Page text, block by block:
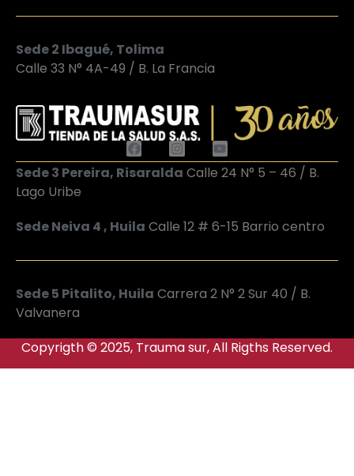
Sede 2 Ibagué, Tolima
Calle 33 N° 4A-49 / B. La Francia
Sede 3 Pereira, Risaralda Calle 24 N° 5 – 46 / B.
Lago Uribe
Sede Neiva 4 , Huila Calle 12 # 6-15 Barrio centro
Sede 5 Pitalito, Huila Carrera 2 N° 2 Sur 40 / B.
Valvanera
Copyrigth © 2025, Trauma sur, All Rigths Reserved.